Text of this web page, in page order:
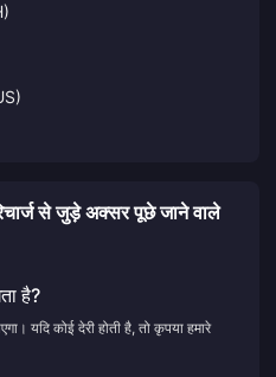
से जुड़े अक्सर पूछे जाने वाले
है?
यदि कोई देरी होती है, तो कृपया हमारे